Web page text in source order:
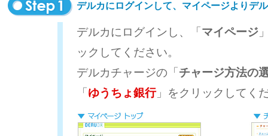
デルカにログインして、マイページよりデ
デルカにログインし、「 マイページ
ックしてください。
デルカチャージの「 チャージ方法の
「 ゆうちょ銀行」をクリックしてく